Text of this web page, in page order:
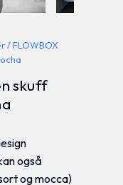
/ FLOWBOX
skuff
også
og mocca)